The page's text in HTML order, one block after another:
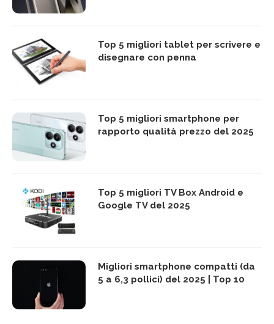
Top 5 migliori tablet per scrivere e
disegnare con penna
Top 5 migliori smartphone per
rapporto qualità prezzo del 2025
Top 5 migliori TV Box Android e
Google TV del 2025
Migliori smartphone compatti (da
5 a 6,3 pollici) del 2025 | Top 10